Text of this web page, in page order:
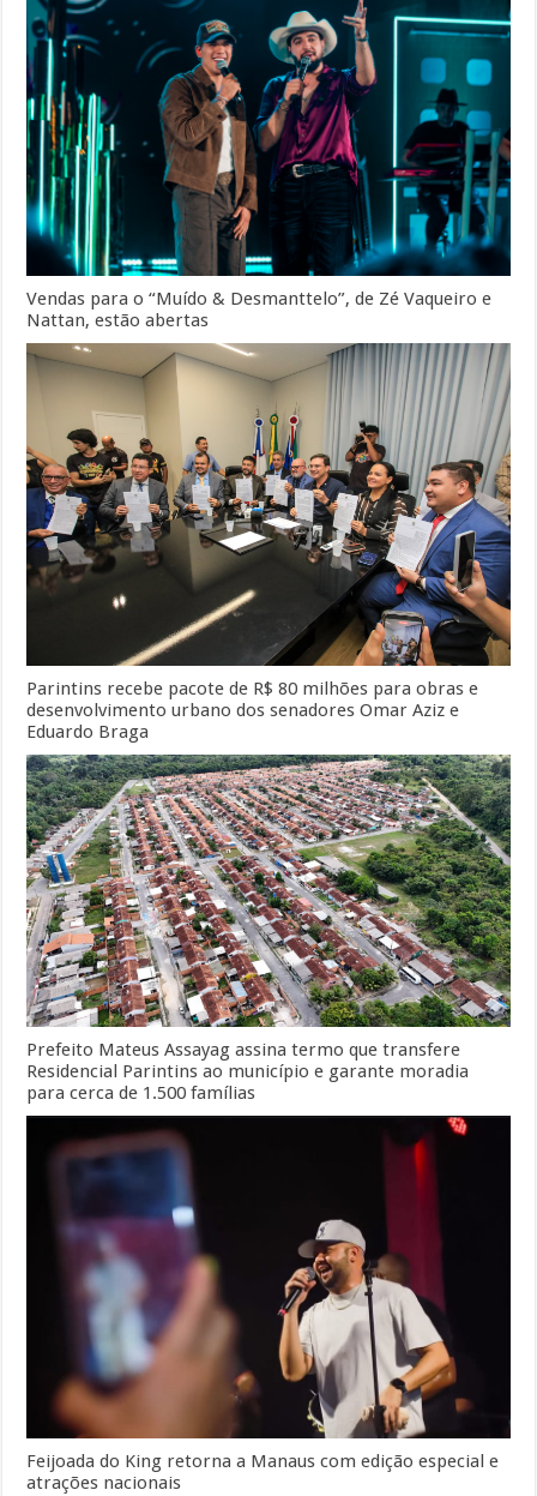
Vendas para o “Muído & Desmanttelo”, de Zé Vaqueiro e
Nattan, estão abertas
Parintins recebe pacote de R$ 80 milhões para obras e
desenvolvimento urbano dos senadores Omar Aziz e
Eduardo Braga
Prefeito Mateus Assayag assina termo que transfere
Residencial Parintins ao município e garante moradia
para cerca de 1.500 famílias
Feijoada do King retorna a Manaus com edição especial e
atrações nacionais